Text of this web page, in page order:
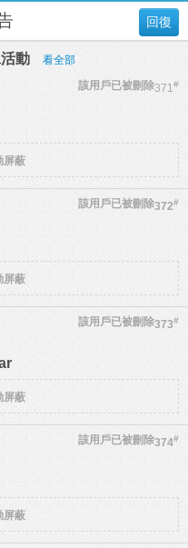
回復
動 看全部
371#
該用戶已被刪除
屏蔽
372#
該用戶已被刪除
屏蔽
373#
該用戶已被刪除
屏蔽
374#
該用戶已被刪除
屏蔽